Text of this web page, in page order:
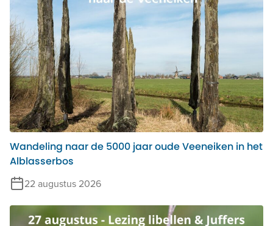
Wandeling naar de 5000 jaar oude Veeneiken in het
Alblasserbos
22 augustus 2026